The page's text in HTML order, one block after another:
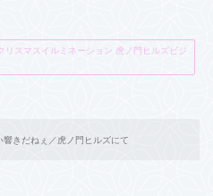
スマスイルミネーション 虎ノ門ヒルズビジ
響きだねぇ／虎ノ門ヒルズにて